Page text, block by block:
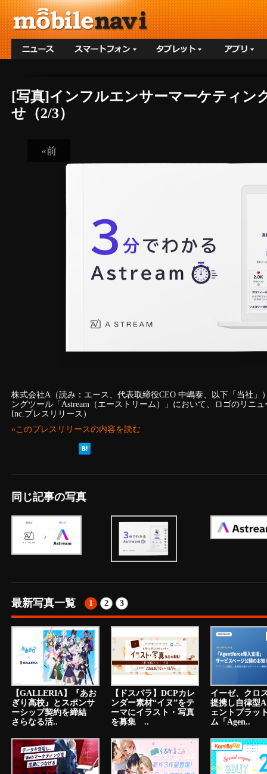
[写真]インフルエンサーマーケティン
せ（2/3）
«前
株式会社A（読み：エース、代表取締役CEO 中嶋泰、以下「当社」
ングツール「Astream（エーストリーム）」において、ロゴのリニ
Inc.プレスリリース）
»このプレスリリースの内容を読む
同じ記事の写真
最新写真一覧 1 2 3
【GALLERIA】『あお
ぎり高校』とスポンサ
ーシップ契約を締結
さらなる活..
【ドスパラ】DCPカレ
ンダー素材“イヌ”をテ
ーマにイラスト・写真
を募集 ..
イーゼ、クロ
提携し自律型
ェントプラッ
ム「Agen..